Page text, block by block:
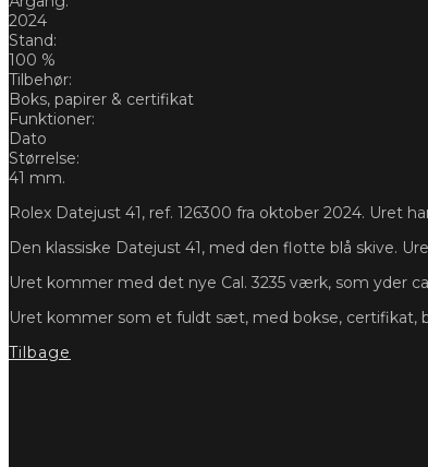
2024
Stand:
100 %
Tilbehør:
Boks, papirer & certifikat
Funktioner:
Dato
Størrelse:
41 mm.
Rolex Datejust 41, ref. 126300 fra oktober 2024. Uret
Den klassiske Datejust 41, med den flotte blå skive.
Uret kommer med det nye Cal. 3235 værk, som yder
Uret kommer som et fuldt sæt, med bokse, certifikat,
Tilbage